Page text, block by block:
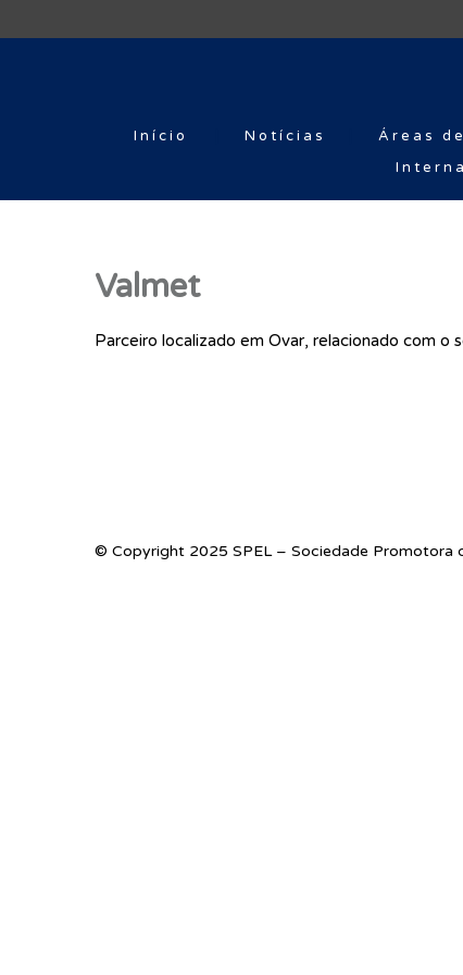
Início Notícias Áreas
Valmet
Parceiro localizado em Ovar, relacionado com
© Copyright 2025 SPEL – Sociedade Promotora